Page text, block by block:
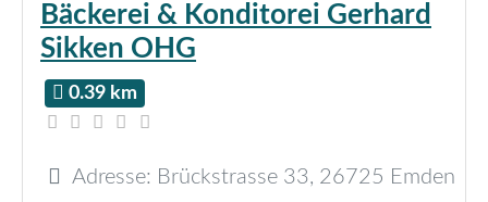
Bäckerei & Konditorei Gerhard
Sikken OHG
0.39 km
Adresse: Brückstrasse 33, 26725 Emden